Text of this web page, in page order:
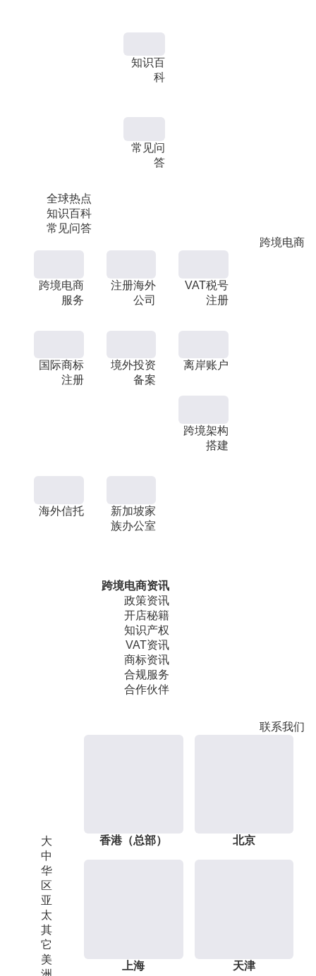
全球热点
知识百科
常见问答
知识百
科
常见问
答
跨境电商
跨境电商
服务
注册海外
公司
VAT税号
注册
国际商标
注册
境外投资
备案
离岸账户
跨境架构
搭建
海外信托
新加坡家
族办公室
跨境电商资讯
政策资讯
开店秘籍
知识产权
VAT资讯
商标资讯
合规服务
合作伙伴
联系我们
大
中
华
区
亚
太
其
它
美
香港（总部） 北京
上海 天津